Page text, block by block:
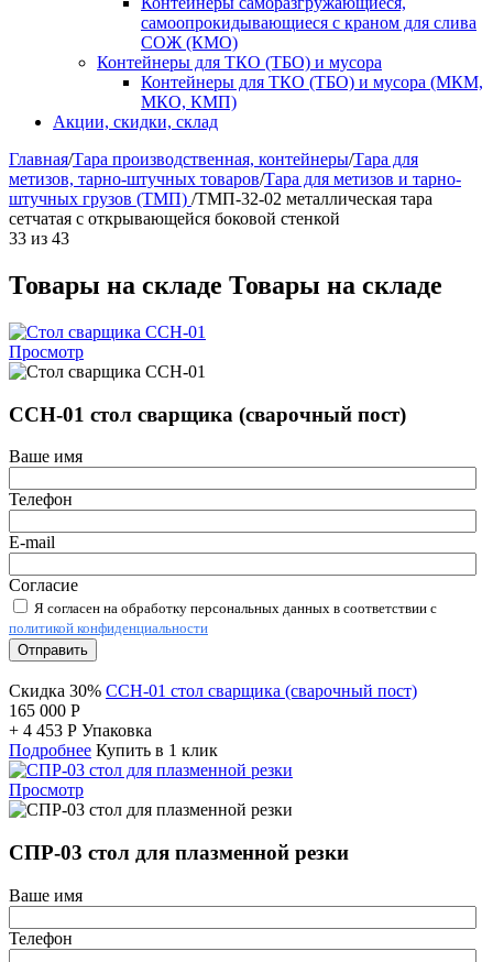
самоопрокидывающиеся с краном для слива
СОЖ (КМО)
Контейнеры для ТКО (ТБО) и мусора
Контейнеры для ТКО (ТБО) и мусора (МКМ,
МКО, КМП)
Акции, скидки, склад
Главная/Тара производственная, контейнеры/Тара для
метизов, тарно-штучных товаров/Тара для метизов и тарно-
штучных грузов (ТМП) /ТМП-32-02 металлическая тара
сетчатая с открывающейся боковой стенкой
33 из 43
Товары на складе Товары на складе
Просмотр
ССН-01 стол сварщика (сварочный пост)
Ваше имя
Телефон
E-mail
Согласие
Я согласен на обработку персональных данных в соответствии с
политикой конфиденциальности
Отправить
Скидка 30% ССН-01 стол сварщика (сварочный пост)
165 000 Р
+ 4 453 Р Упаковка
Подробнее Купить в 1 клик
Просмотр
СПР-03 стол для плазменной резки
Ваше имя
Телефон